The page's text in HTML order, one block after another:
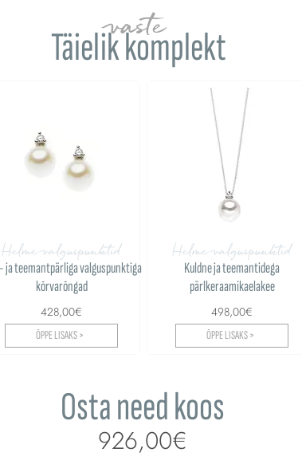
Täielik komplekt
vaste
Helme valguspunktid
ja teemantpärliga valguspunktiga
kõrvarõngad
428,00€
ÕPPE LISAKS >
Helme valguspunktid
Kuldne ja teemantidega
pärlkeraamikaelakee
498,00€
ÕPPE LISAKS >
Osta need koos
926,00€